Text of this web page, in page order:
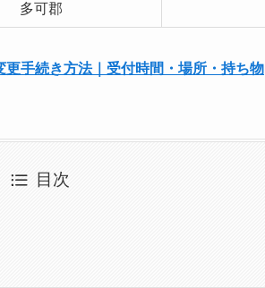
多可郡
手続き方法｜受付時間・場所・持ち物
目次